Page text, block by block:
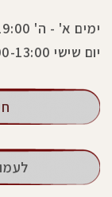
ימים א' - ה' 8:00-19:00
יום שישי 8:00-13:00